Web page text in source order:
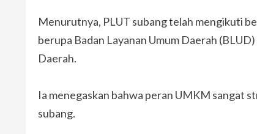
Menurutnya, PLUT subang telah mengikuti
berupa Badan Layanan Umum Daerah
Daerah.
Ia menegaskan bahwa peran UMKM sangat
subang.